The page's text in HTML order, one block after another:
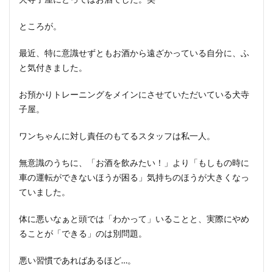
ところが。
最近、特に意識せずともお酒から遠ざかっている自分に、ふ
と気付きました。
お預かりトレーニングをメインにさせていただいている犬寺
子屋。
ワンちゃんに対し責任のもてるスタッフは私一人。
無意識のうちに、「お酒を飲みたい！」より「もしもの時に
車の運転ができないほうが困る」気持ちのほうが大きくなっ
ていました。
体に悪いなぁと頭では「わかって」いることと、実際にやめ
ることが「できる」のは別問題。
悪い習慣であればあるほど…。